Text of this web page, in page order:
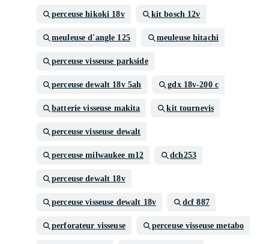
perceuse hikoki 18v kit bosch 12v
meuleuse d'angle 125 meuleuse hitachi
perceuse visseuse parkside
perceuse dewalt 18v 5ah gdx 18v-200 c
batterie visseuse makita kit tournevis
perceuse visseuse dewalt
perceuse milwaukee m12 dch253
perceuse dewalt 18v
perceuse visseuse dewalt 18v dcf 887
perforateur visseuse perceuse visseuse metabo